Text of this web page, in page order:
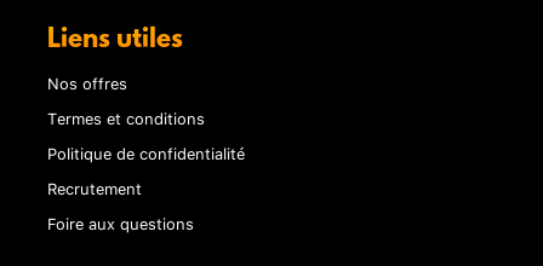
Liens utiles
Nos offres
Termes et conditions
Politique de confidentialité
Recrutement
Foire aux questions